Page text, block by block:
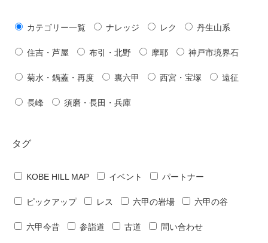
カテゴリー一覧 ナレッジ レク 丹生山系
住吉・芦屋 布引・北野 摩耶 神戸市境界石
菊水・鍋蓋・再度 裏六甲 西宮・宝塚 遠征
長峰 須磨・長田・兵庫
タグ
KOBE HILL MAP イベント パートナー
ピックアップ レス 六甲の岩場 六甲の谷
六甲今昔 参詣道 古道 問い合わせ